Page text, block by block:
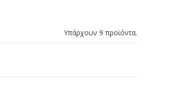
Υπάρχουν 9 προϊόντα.